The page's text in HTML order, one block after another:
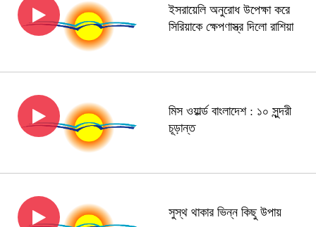
ইসরায়েলি অনুরোধ উপেক্ষা করে
সিরিয়াকে ক্ষেপণাস্ত্র দিলো রাশিয়া
মিস ওয়ার্ল্ড বাংলাদেশ : ১০ সুন্দরী
চূড়ান্ত
সুস্থ থাকার ভিন্ন কিছু উপায়